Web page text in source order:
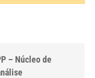
– Núcleo de